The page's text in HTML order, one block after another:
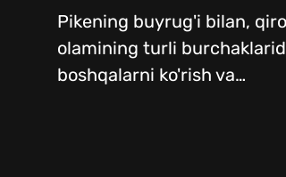
Pikening buyrug'i bilan,
olamining turli
boshqalarni ko'rish va…